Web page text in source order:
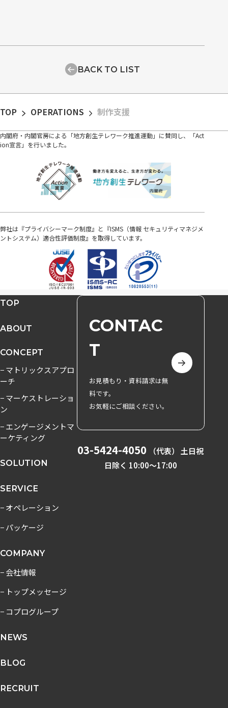
BACK TO LIST
TOP OPERATIONS 制作支援
内閣府・内閣官房による「地方創生テレワーク推進運動」に賛同し、「Act
ion宣言」を行いました。
弊社は『プライバシーマーク制度』と『ISMS（情報 セキュリティマネジメ
ントシステム）適合性評価制度』を取得しています。
TOP
ABOUT
CONCEPT
− マトリックスアプロ
ーチ
− マーケストレーショ
ン
− エンゲージメントマ
ーケティング
SOLUTION
SERVICE
− オペレーション
− パッケージ
COMPANY
− 会社情報
− トップメッセージ
− コプログループ
NEWS
BLOG
RECRUIT
CONTAC
T
お見積もり・資料請求は無
料です。
お気軽にご相談ください。
03-5424-4050
（代表） 土日祝
日除く 10:00〜17:00